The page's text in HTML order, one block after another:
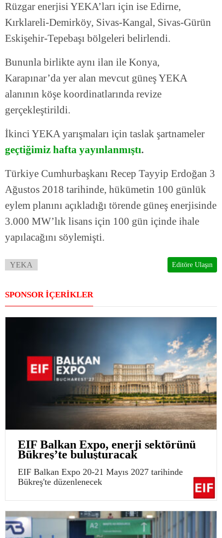
Rüzgar enerjisi YEKA’ları için ise Edirne,
Kırklareli-Demirköy, Sivas-Kangal, Sivas-Gürün
Eskişehir-Tepebaşı bölgeleri belirlendi.
Bununla birlikte aynı ilan ile Konya,
Karapınar’da yer alan mevcut güneş YEKA
alanının köşe koordinatlarında revize
gerçekleştirildi.
İkinci YEKA yarışmaları için taslak şartnameler
geçtiğimiz hafta yayınlanmıştı.
Türkiye Cumhurbaşkanı Recep Tayyip Erdoğan 3
Ağustos 2018 tarihinde, hükümetin 100 günlük
eylem planını açıkladığı törende güneş enerjisinde
3.000 MW’lık lisans için 100 gün içinde ihale
yapılacağını söylemişti.
YEKA Editöre Ulaşın
SPONSOR İÇERİKLER
EIF Balkan Expo, enerji sektörünü
Bükreş’te buluşturacak
EIF Balkan Expo 20-21 Mayıs 2027 tarihinde
Bükreş'te düzenlenecek